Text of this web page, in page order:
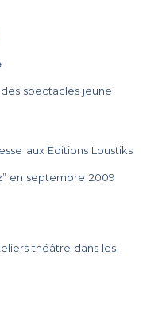
spectacles jeune
aux Editions Loustiks
en septembre 2009
théâtre dans les